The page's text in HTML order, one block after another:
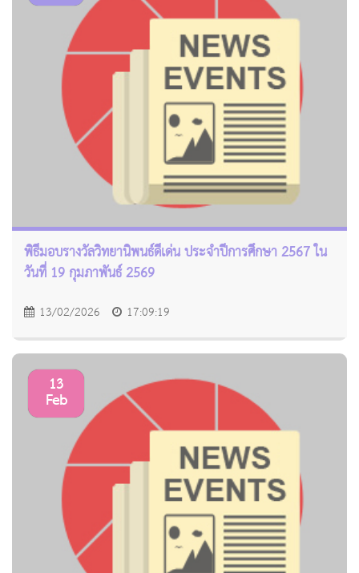
พิธีมอบรางวัลวิทยานิพนธ์ดีเด่น ประจำปีการศึกษา 2567 ใน
วันที่ 19 กุมภาพันธ์ 2569
13/02/2026 17:09:19
13
Feb